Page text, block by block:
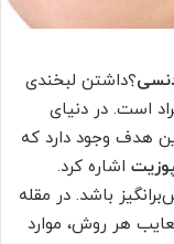
؟داشتن لبخندی
است. در دنیای
هدف وجود دارد که
اشاره کرد.
باشد. در مقله
هر روش، موارد